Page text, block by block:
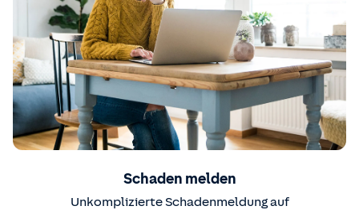
Schaden melden
Unkomplizierte Schadenmeldung auf